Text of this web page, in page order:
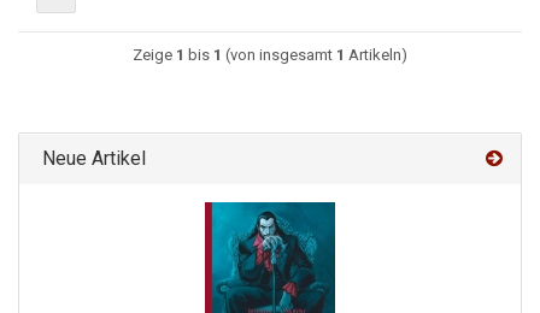
Zeige 1 bis 1 (von insgesamt 1 Artikeln)
Neue Artikel